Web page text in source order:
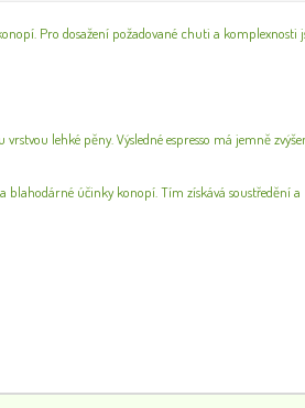
Pro dosažení požadované chuti a komplexnosti
lehké pěny. Výsledné espresso má jemně
blahodárné účinky konopí. Tím získává soustředění a